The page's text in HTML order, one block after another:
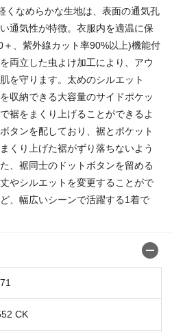
くなめらかな生地は、表面の通気孔
通気性が特徴。衣服内を適温に保
、紫外線カット率90%以上)機能付
両立した虫よけ加工により、アウ
を守ります。太めのシルエット
収納できる大容量のサイドポケッ
裾をまくり上げることができるよ
タンを配しており、裾とポケット
くり上げた裾がずり落ちないよう
、裾同士のドットボタンを留める
やシルエットを変更することがで
、幅広いシーンで活躍する1着で
CK